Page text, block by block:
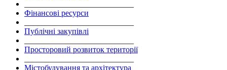
Фінансові ресурси
Публічні закупівлі
Просторовий розвиток території
Містобудування та архітектура